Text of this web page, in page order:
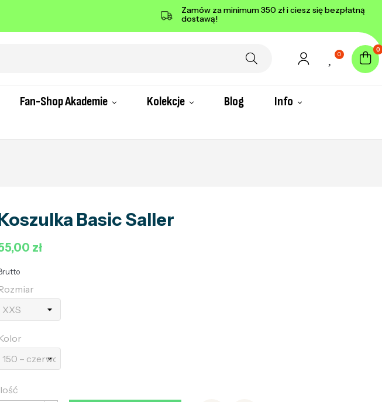
Zamów za minimum 350 zł i ciesz się bezpłatną
dostawą!
0
0
Fan-Shop Akademie Kolekcje Blog
Info
Basic Saller
zł